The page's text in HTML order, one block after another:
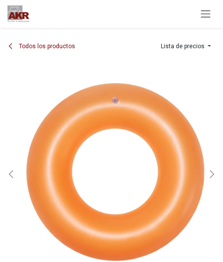
Ir al contenido
Todos los productos Lista de precios